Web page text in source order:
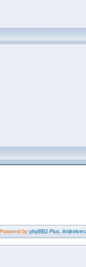
Powered by phpBB2 Plus